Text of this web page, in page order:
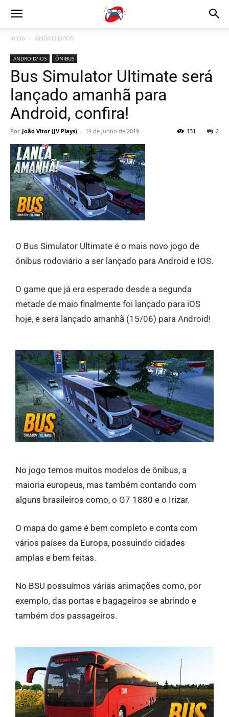
Início ANDROID/IOS
ANDROID/IOS ÔNIBUS
Bus Simulator Ultimate será
lançado amanhã para
Android, confira!
Por João Vitor (JV Plays) - 14 de junho de 2019 2
131
O Bus Simulator Ultimate é o mais novo jogo de
ônibus rodoviário a ser lançado para Android e IOS.
O game que já era esperado desde a segunda
metade de maio finalmente foi lançado para iOS
hoje, e será lançado amanhã (15/06) para Android!
No jogo temos muitos modelos de ônibus, a
maioria europeus, mas também contando com
alguns brasileiros como, o G7 1880 e o Irizar.
O mapa do game é bem completo e conta com
vários países da Europa, possuindo cidades
amplas e bem feitas.
No BSU possuímos várias animações como, por
exemplo, das portas e bagageiros se abrindo e
também dos passageiros.